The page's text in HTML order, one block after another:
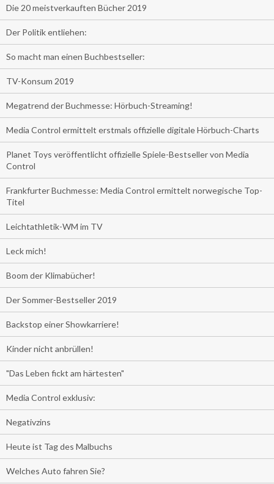
Die 20 meistverkauften Bücher 2019
Der Politik entliehen:
So macht man einen Buchbestseller:
TV-Konsum 2019
Megatrend der Buchmesse: Hörbuch-Streaming!
Media Control ermittelt erstmals offizielle digitale Hörbuch-Charts
Planet Toys veröffentlicht offizielle Spiele-Bestseller von Media
Control
Frankfurter Buchmesse: Media Control ermittelt norwegische Top-
Titel
Leichtathletik-WM im TV
Leck mich!
Boom der Klimabücher!
Der Sommer-Bestseller 2019
Backstop einer Showkarriere!
Kinder nicht anbrüllen!
"Das Leben fickt am härtesten"
Media Control exklusiv:
Negativzins
Heute ist Tag des Malbuchs
Welches Auto fahren Sie?